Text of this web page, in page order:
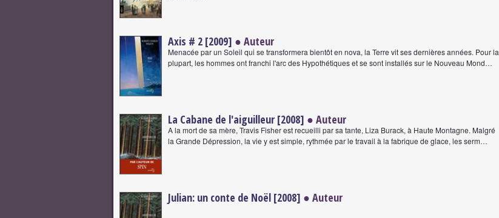
Axis # 2 [2009] ● Auteur
Menacée par un Soleil qui se transformera bientôt en nova, la Terre vit ses dernières années. Pour la
plupart, les hommes ont franchi l'arc des Hypothétiques et se sont installés sur le Nouveau Mond…
La Cabane de l'aiguilleur [2008] ● Auteur
A la mort de sa mère, Travis Fisher est recueilli par sa tante, Liza Burack, à Haute Montagne. Malgré
la Grande Dépression, la vie y est simple, rythmée par le travail à la fabrique de glace, les serm…
Julian: un conte de Noël [2008] ● Auteur